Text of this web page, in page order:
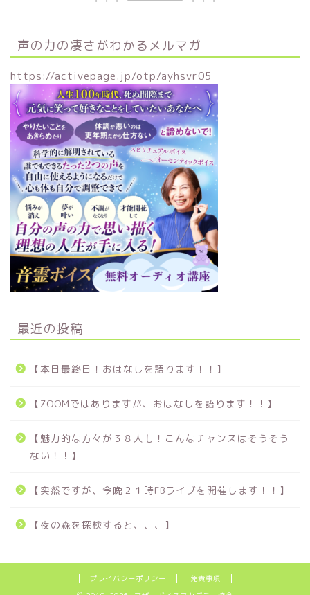
声の力の凄さがわかるメルマガ
https://activepage.jp/otp/ayhsvr05
最近の投稿
【本日最終日！おはなしを語ります！！】
【ZOOMではありますが、おはなしを語ります！！】
【魅力的な方々が３８人も！こんなチャンスはそうそう
ない！！】
【突然ですが、今晩２１時FBライブを開催します！！】
【夜の森を探検すると、、、】
プライバシーポリシー
免責事項